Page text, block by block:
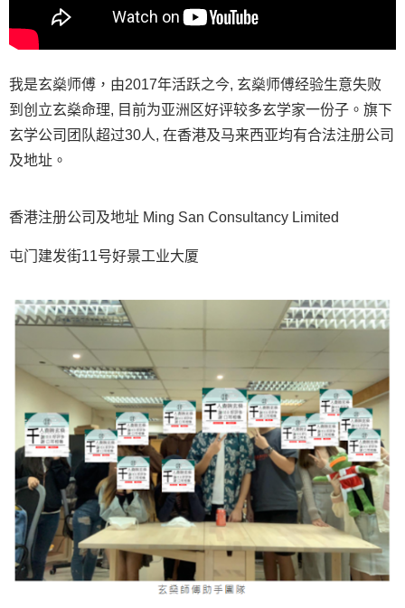
我是玄燊师傅，由2017年活跃之今, 玄燊师傅经验生意失败
到创立玄燊命理, 目前为亚洲区好评较多玄学家一份子。旗下
玄学公司团队超过30人, 在香港及马来西亚均有合法注册公司
及地址。
香港注册公司及地址 Ming San Consultancy Limited
屯门建发街11号好景工业大厦